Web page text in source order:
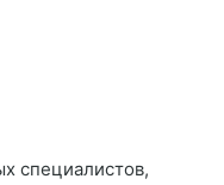
специалистов,